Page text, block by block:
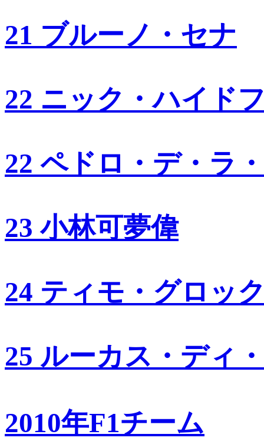
21 ブルーノ・セナ
22 ニック・ハイド
22 ペドロ・デ・ラ
23 小林可夢偉
24 ティモ・グロッ
25 ルーカス・ディ
2010年F1チーム